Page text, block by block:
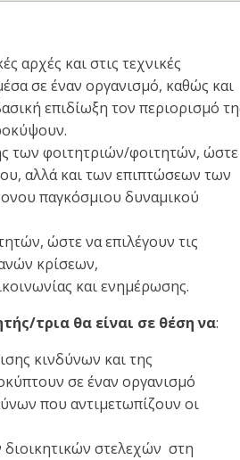
αρχές και στις τεχνικές
σε έναν οργανισμό, καθώς και
επιδίωξη τον περιορισμό
των φοιτητριών/φοιτητών, ώστε
αλλά και των επιπτώσεων των
παγκόσμιου δυναμικού
ώστε να επιλέγουν τις
κρίσεων,
και ενημέρωσης.
τρια θα είναι σε θέση να:
κινδύνων και της
σε έναν οργανισμό
που αντιμετωπίζουν οι
διοικητικών στελεχών στη